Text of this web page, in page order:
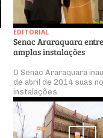
EDITORIAL
Senac Araraquara
amplas instalações
O Senac Araraquara
de abril de 2014 suas
instalações.